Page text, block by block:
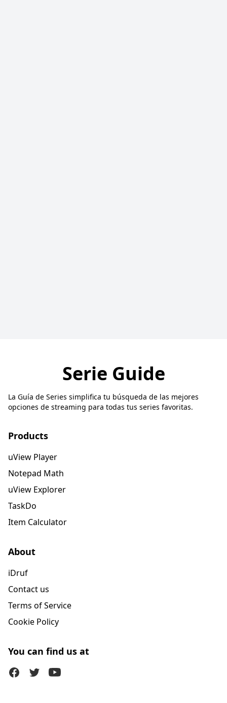
Serie Guide
La Guía de Series simplifica tu búsqueda de las mejores
opciones de streaming para todas tus series favoritas.
Products
uView Player
Notepad Math
uView Explorer
TaskDo
Item Calculator
About
iDruf
Contact us
Terms of Service
Cookie Policy
You can find us at
FacebookTwitter (X)Youtube